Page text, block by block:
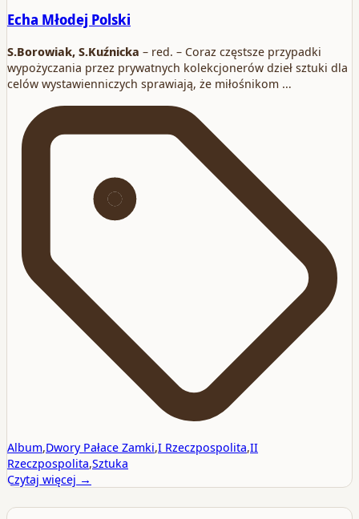
Echa Młodej Polski
S.Borowiak, S.Kuźnicka – red. – Coraz częstsze przypadki
wypożyczania przez prywatnych kolekcjonerów dzieł sztuki dla
celów wystawienniczych sprawiają, że miłośnikom …
Album,Dwory Pałace Zamki,I Rzeczpospolita,II
Rzeczpospolita,Sztuka
Czytaj więcej →